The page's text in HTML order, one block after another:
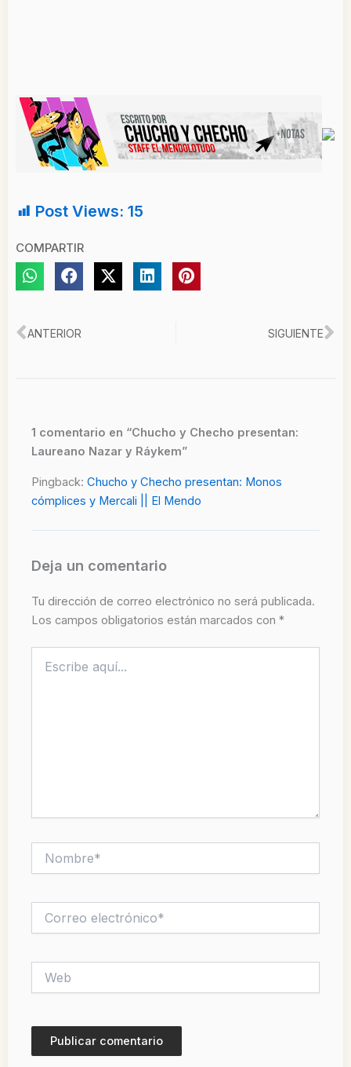
Post Views: 15
COMPARTIR
Ant
ANTERIOR SIGUIENTE
1 comentario en “Chucho y Checho presentan:
Laureano Nazar y Ráykem”
Pingback: Chucho y Checho presentan: Monos
cómplices y Mercali || El Mendo
Deja un comentario
Tu dirección de correo electrónico no será publicada.
Los campos obligatorios están marcados con *
aquí...
electrónico*